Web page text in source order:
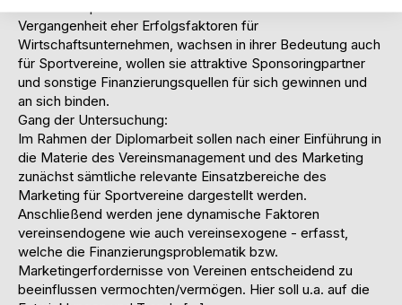
Vergangenheit eher Erfolgsfaktoren für
Wirtschaftsunternehmen, wachsen in ihrer Bedeutung auch
für Sportvereine, wollen sie attraktive Sponsoringpartner
und sonstige Finanzierungsquellen für sich gewinnen und
an sich binden.
Gang der Untersuchung:
Im Rahmen der Diplomarbeit sollen nach einer Einführung in
die Materie des Vereinsmanagement und des Marketing
zunächst sämtliche relevante Einsatzbereiche des
Marketing für Sportvereine dargestellt werden.
Anschließend werden jene dynamische Faktoren 
vereinsendogene wie auch vereinsexogene - erfasst,
welche die Finanzierungsproblematik bzw.
Marketingerfordernisse von Vereinen entscheidend zu
beeinflussen vermochten/vermögen. Hier soll u.a. auf die